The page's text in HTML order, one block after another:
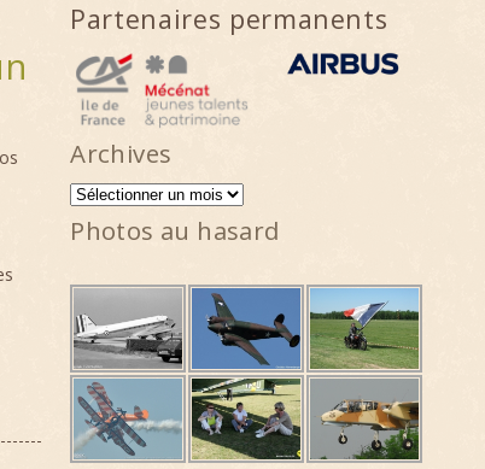
Partenaires permanents
Archives
Archives
Photos au hasard